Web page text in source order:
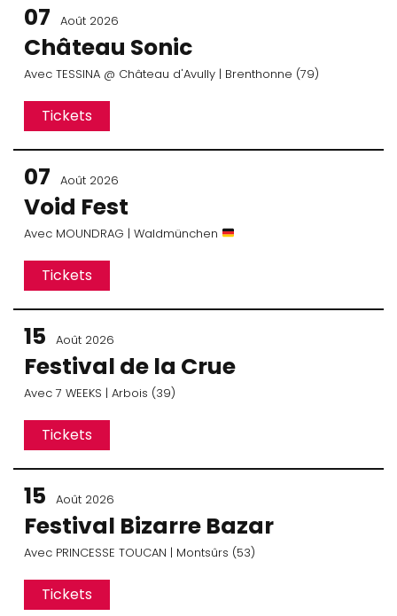
07 Août 2026
Château Sonic
Avec TESSINA @ Château d'Avully | Brenthonne (79)
Tickets
07 Août 2026
Void Fest
Avec MOUNDRAG | Waldmünchen
Tickets
15 Août 2026
Festival de la Crue
Avec 7 WEEKS | Arbois (39)
Tickets
15 Août 2026
Festival Bizarre Bazar
Avec PRINCESSE TOUCAN | Montsûrs (53)
Tickets